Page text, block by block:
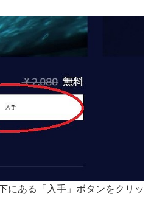
にある「入手」ボタンをクリッ